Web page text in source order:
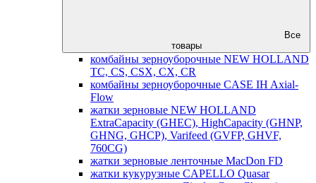
Все
товары
комбайны зерноуборочные NEW HOLLAND
TC, CS, CSX, CX, CR
комбайны зерноуборочные CASE IH Axial-
Flow
жатки зерновые NEW HOLLAND
ExtraCapacity (GHEC), HighCapacity (GHNP,
GHNG, GHCP), Varifeed (GVFP, GHVF,
760CG)
жатки зерновые ленточные MacDon FD
жатки кукурузные CAPELLO Quasar